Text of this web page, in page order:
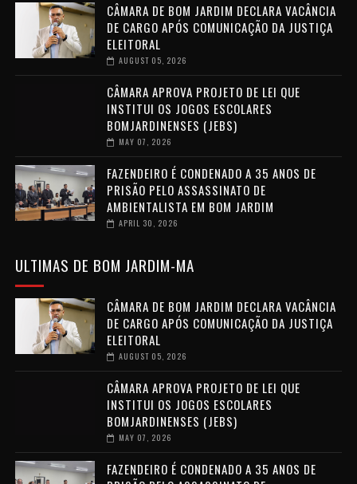
CÂMARA DE BOM JARDIM DECLARA VACÂNCIA
DE CARGO APÓS COMUNICAÇÃO DA JUSTIÇA
ELEITORAL
AUGUST 05, 2026
CÂMARA APROVA PROJETO DE LEI QUE
INSTITUI OS JOGOS ESCOLARES
BOMJARDINENSES (JEBS)
MAY 07, 2026
FAZENDEIRO É CONDENADO A 35 ANOS DE
PRISÃO PELO ASSASSINATO DE
AMBIENTALISTA EM BOM JARDIM
APRIL 30, 2026
ULTIMAS DE BOM JARDIM-MA
CÂMARA DE BOM JARDIM DECLARA VACÂNCIA
DE CARGO APÓS COMUNICAÇÃO DA JUSTIÇA
ELEITORAL
AUGUST 05, 2026
CÂMARA APROVA PROJETO DE LEI QUE
INSTITUI OS JOGOS ESCOLARES
BOMJARDINENSES (JEBS)
MAY 07, 2026
FAZENDEIRO É CONDENADO A 35 ANOS DE